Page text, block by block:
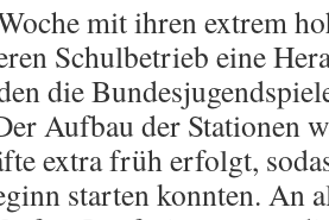
mit ihren extrem
Schulbetrieb eine
die
Aufbau der Stationen
extra früh erfolgt,
starten konnten. An